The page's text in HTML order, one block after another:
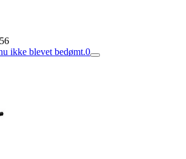
ikke blevet bedømt.0